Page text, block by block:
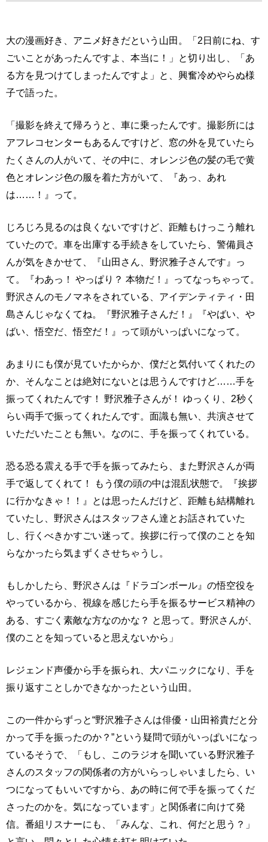
大の漫画好き、アニメ好きだという山田。「2日前にね、す
ごいことがあったんですよ、本当に！」と切り出し、「あ
る方を見つけてしまったんですよ」と、興奮冷めやらぬ様
子で語った。
「撮影を終えて帰ろうと、車に乗ったんです。撮影所には
アフレコセンターもあるんですけど、窓の外を見ていたら
たくさんの人がいて、その中に、オレンジ色の髪の毛で黄
色とオレンジ色の服を着た方がいて、『あっ、あれ
は……！』って。
じろじろ見るのは良くないですけど、距離もけっこう離れ
ていたので。車を出庫する手続きをしていたら、警備員さ
んが気をきかせて、『山田さん、野沢雅子さんです』っ
て。『わあっ！ やっぱり？ 本物だ！』ってなっちゃって。
野沢さんのモノマネをされている、アイデンティティ・田
島さんじゃなくてね。『野沢雅子さんだ！』『やばい、や
ばい、悟空だ、悟空だ！』って頭がいっぱいになって。
あまりにも僕が見ていたからか、僕だと気付いてくれたの
か、そんなことは絶対にないとは思うんですけど……手を
振ってくれたんです！ 野沢雅子さんが！ ゆっくり、2秒く
らい両手で振ってくれたんです。面識も無い、共演させて
いただいたことも無い。なのに、手を振ってくれている。
恐る恐る震える手で手を振ってみたら、また野沢さんが両
手で返してくれて！ もう僕の頭の中は混乱状態で。『挨拶
に行かなきゃ！！』とは思ったんだけど、距離も結構離れ
ていたし、野沢さんはスタッフさん達とお話されていた
し、行くべきかすごい迷って。挨拶に行って僕のことを知
らなかったら気まずくさせちゃうし。
もしかしたら、野沢さんは『ドラゴンボール』の悟空役を
やっているから、視線を感じたら手を振るサービス精神の
ある、すごく素敵な方なのかな？ と思って。野沢さんが、
僕のことを知っていると思えないから」
レジェンド声優から手を振られ、大パニックになり、手を
振り返すことしかできなかったという山田。
この一件からずっと“野沢雅子さんは俳優・山田裕貴だと分
かって手を振ったのか？”という疑問で頭がいっぱいになっ
ているそうで、「もし、このラジオを聞いている野沢雅子
さんのスタッフの関係者の方がいらっしゃいましたら、い
つになってもいいですから、あの時に何で手を振ってくだ
さったのかを。気になっています」と関係者に向けて発
信。番組リスナーにも、「みんな、これ、何だと思う？」